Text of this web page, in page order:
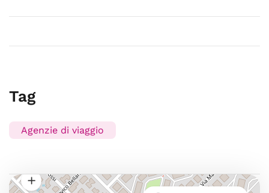
Tag
Agenzie di viaggio